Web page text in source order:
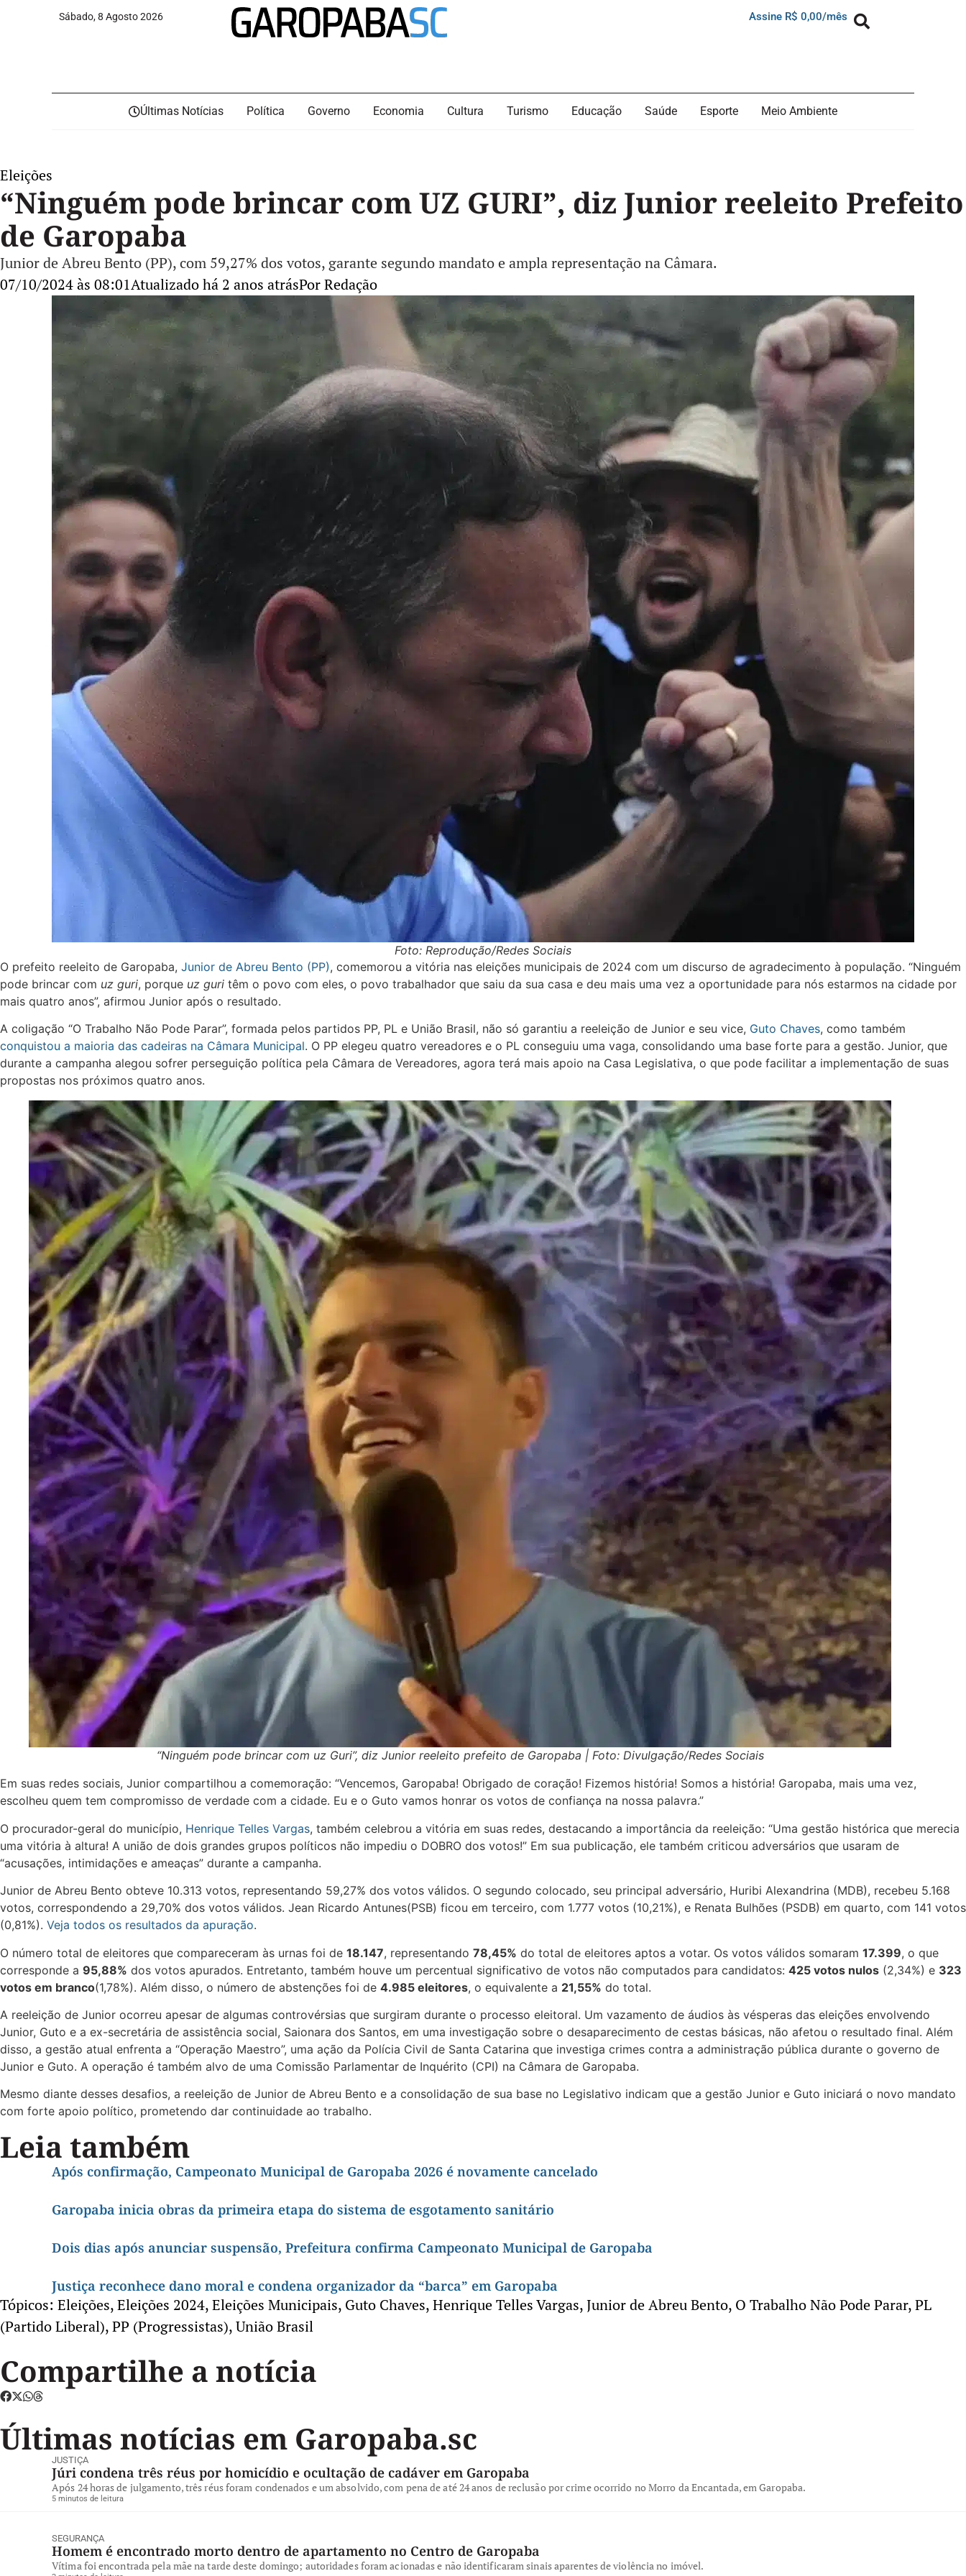
Sábado, 8 Agosto 2026 Assine R$ 0,00/mês
Últimas Notícias Política Governo Economia Cultura Turismo Educação Saúde Esporte Meio Ambiente
Eleições
“Ninguém pode brincar com UZ GURI”, diz Junior reeleito Prefeito
de Garopaba
Junior de Abreu Bento (PP), com 59,27% dos votos, garante segundo mandato e ampla representação na Câmara.
07/10/2024 às 08:01Atualizado há 2 anos atrásPorRedação
Foto: Reprodução/Redes Sociais
O prefeito reeleito de Garopaba, Junior de Abreu Bento (PP), comemorou a vitória nas eleições municipais de 2024 com um discurso de agradecimento à população. “Ninguém
pode brincar com uz guri, porque uz guri têm o povo com eles, o povo trabalhador que saiu da sua casa e deu mais uma vez a oportunidade para nós estarmos na cidade por
mais quatro anos”, afirmou Junior após o resultado.
A coligação “O Trabalho Não Pode Parar”, formada pelos partidos PP, PL e União Brasil, não só garantiu a reeleição de Junior e seu vice, Guto Chaves, como também
conquistou a maioria das cadeiras na Câmara Municipal. O PP elegeu quatro vereadores e o PL conseguiu uma vaga, consolidando uma base forte para a gestão. Junior, que
durante a campanha alegou sofrer perseguição política pela Câmara de Vereadores, agora terá mais apoio na Casa Legislativa, o que pode facilitar a implementação de suas
propostas nos próximos quatro anos.
“Ninguém pode brincar com uz Guri”, diz Junior reeleito prefeito de Garopaba | Foto: Divulgação/Redes Sociais
Em suas redes sociais, Junior compartilhou a comemoração: “Vencemos, Garopaba! Obrigado de coração! Fizemos história! Somos a história! Garopaba, mais uma vez,
escolheu quem tem compromisso de verdade com a cidade. Eu e o Guto vamos honrar os votos de confiança na nossa palavra.”
O procurador-geral do município, Henrique Telles Vargas, também celebrou a vitória em suas redes, destacando a importância da reeleição: “Uma gestão histórica que merecia
uma vitória à altura! A união de dois grandes grupos políticos não impediu o DOBRO dos votos!” Em sua publicação, ele também criticou adversários que usaram de
“acusações, intimidações e ameaças” durante a campanha.
Junior de Abreu Bento obteve 10.313 votos, representando 59,27% dos votos válidos. O segundo colocado, seu principal adversário, Huribi Alexandrina (MDB), recebeu 5.168
votos, correspondendo a 29,70% dos votos válidos. Jean Ricardo Antunes(PSB) ficou em terceiro, com 1.777 votos (10,21%), e Renata Bulhões (PSDB) em quarto, com 141 votos
(0,81%). Veja todos os resultados da apuração.
O número total de eleitores que compareceram às urnas foi de 18.147, representando 78,45% do total de eleitores aptos a votar. Os votos válidos somaram 17.399, o que
corresponde a 95,88% dos votos apurados. Entretanto, também houve um percentual significativo de votos não computados para candidatos: 425 votos nulos (2,34%) e 323
votos em branco(1,78%). Além disso, o número de abstenções foi de 4.985 eleitores, o equivalente a 21,55% do total.
A reeleição de Junior ocorreu apesar de algumas controvérsias que surgiram durante o processo eleitoral. Um vazamento de áudios às vésperas das eleições envolvendo
Junior, Guto e a ex-secretária de assistência social, Saionara dos Santos, em uma investigação sobre o desaparecimento de cestas básicas, não afetou o resultado final. Além
disso, a gestão atual enfrenta a “Operação Maestro”, uma ação da Polícia Civil de Santa Catarina que investiga crimes contra a administração pública durante o governo de
Junior e Guto. A operação é também alvo de uma Comissão Parlamentar de Inquérito (CPI) na Câmara de Garopaba.
Mesmo diante desses desafios, a reeleição de Junior de Abreu Bento e a consolidação de sua base no Legislativo indicam que a gestão Junior e Guto iniciará o novo mandato
com forte apoio político, prometendo dar continuidade ao trabalho.
Leia também
Após confirmação, Campeonato Municipal de Garopaba 2026 é novamente cancelado
Garopaba inicia obras da primeira etapa do sistema de esgotamento sanitário
Dois dias após anunciar suspensão, Prefeitura confirma Campeonato Municipal de Garopaba
Justiça reconhece dano moral e condena organizador da “barca” em Garopaba
Tópicos: Eleições,Eleições 2024,Eleições Municipais, Guto Chaves,Henrique Telles Vargas,Junior de Abreu Bento, O Trabalho Não Pode Parar,PL
(Partido Liberal),PP (Progressistas),União Brasil
Compartilhe a notícia
Últimas notícias em Garopaba.sc
JUSTIÇA
Júri condena três réus por homicídio e ocultação de cadáver em Garopaba
Após 24 horas de julgamento, três réus foram condenados e um absolvido, com pena de até 24 anos de reclusão por crime ocorrido no Morro da Encantada, em Garopaba.
5 minutos de leitura
SEGURANÇA
Homem é encontrado morto dentro de apartamento no Centro de Garopaba
Vítima foi encontrada pela mãe na tarde deste domingo; autoridades foram acionadas e não identificaram sinais aparentes de violência no imóvel.